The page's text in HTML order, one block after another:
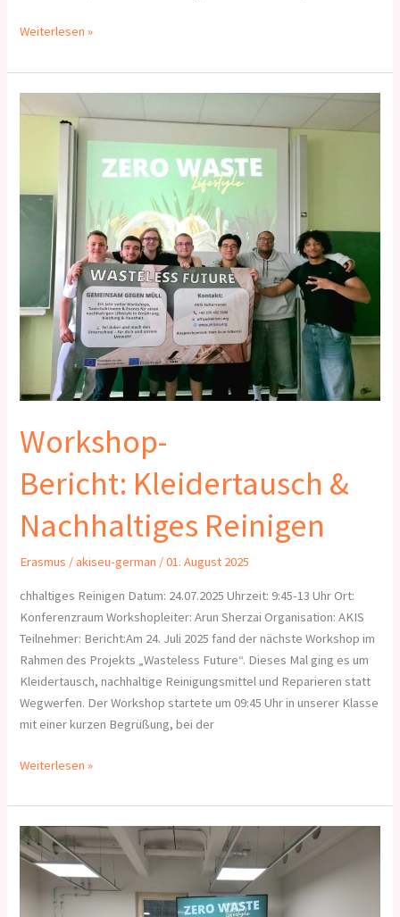
Weiterlesen »
Workshop-
Bericht: Kleidertausch &
Nachhaltiges Reinigen
Erasmus /akiseu-german /01. August 2025
chhaltiges Reinigen Datum: 24.07.2025 Uhrzeit: 9:45-13 Uhr Ort:
Konferenzraum Workshopleiter: Arun Sherzai Organisation: AKIS
Teilnehmer: Bericht:Am 24. Juli 2025 fand der nächste Workshop im
Rahmen des Projekts „Wasteless Future“. Dieses Mal ging es um
Kleidertausch, nachhaltige Reinigungsmittel und Reparieren statt
Wegwerfen. Der Workshop startete um 09:45 Uhr in unserer Klasse
mit einer kurzen Begrüßung, bei der
Bericht: Kleidertausch
Weiterlesen »
Workshop-
Bericht:
Zero-
Waste &